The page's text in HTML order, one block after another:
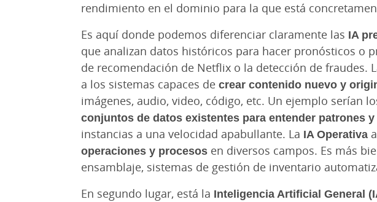
rendimiento en el dominio para la que está
Es aquí donde podemos diferenciar claramente las IA
que analizan datos históricos para hacer pronósticos o
de recomendación de Netflix o la detección de fraudes.
a los sistemas capaces de crear contenido nuevo y
imágenes, audio, video, código, etc. Un ejemplo serían
conjuntos de datos existentes para entender patrones
instancias a una velocidad apabullante. La IA Operativa
operaciones y procesos en diversos campos. Es más
ensamblaje, sistemas de gestión de inventario
En segundo lugar, está la Inteligencia Artificial General